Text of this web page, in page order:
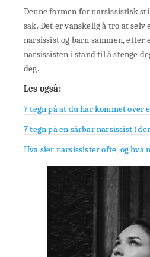
Denne formen for narsissistisk
sak. Det er vanskelig å tro at
narsissist og barn sammen, etter
narsissisten i stand til å stenge
deg.
Les også:
7 tegn på at du har kommet over
7 tegn på en sårbar narsissist
Hva sier narsissister ofte, og hva